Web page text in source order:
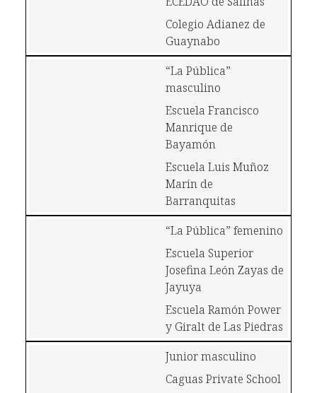
Colegio Adianez de
Guaynabo
“La Pública”
masculino
Escuela Francisco
Manrique de
Bayamón
Escuela Luis Muñoz
Marín de
Barranquitas
“La Pública” femenino
Escuela Superior
Josefina León Zayas de
Jayuya
Escuela Ramón Power
y Giralt de Las Piedras
Junior masculino
Caguas Private School